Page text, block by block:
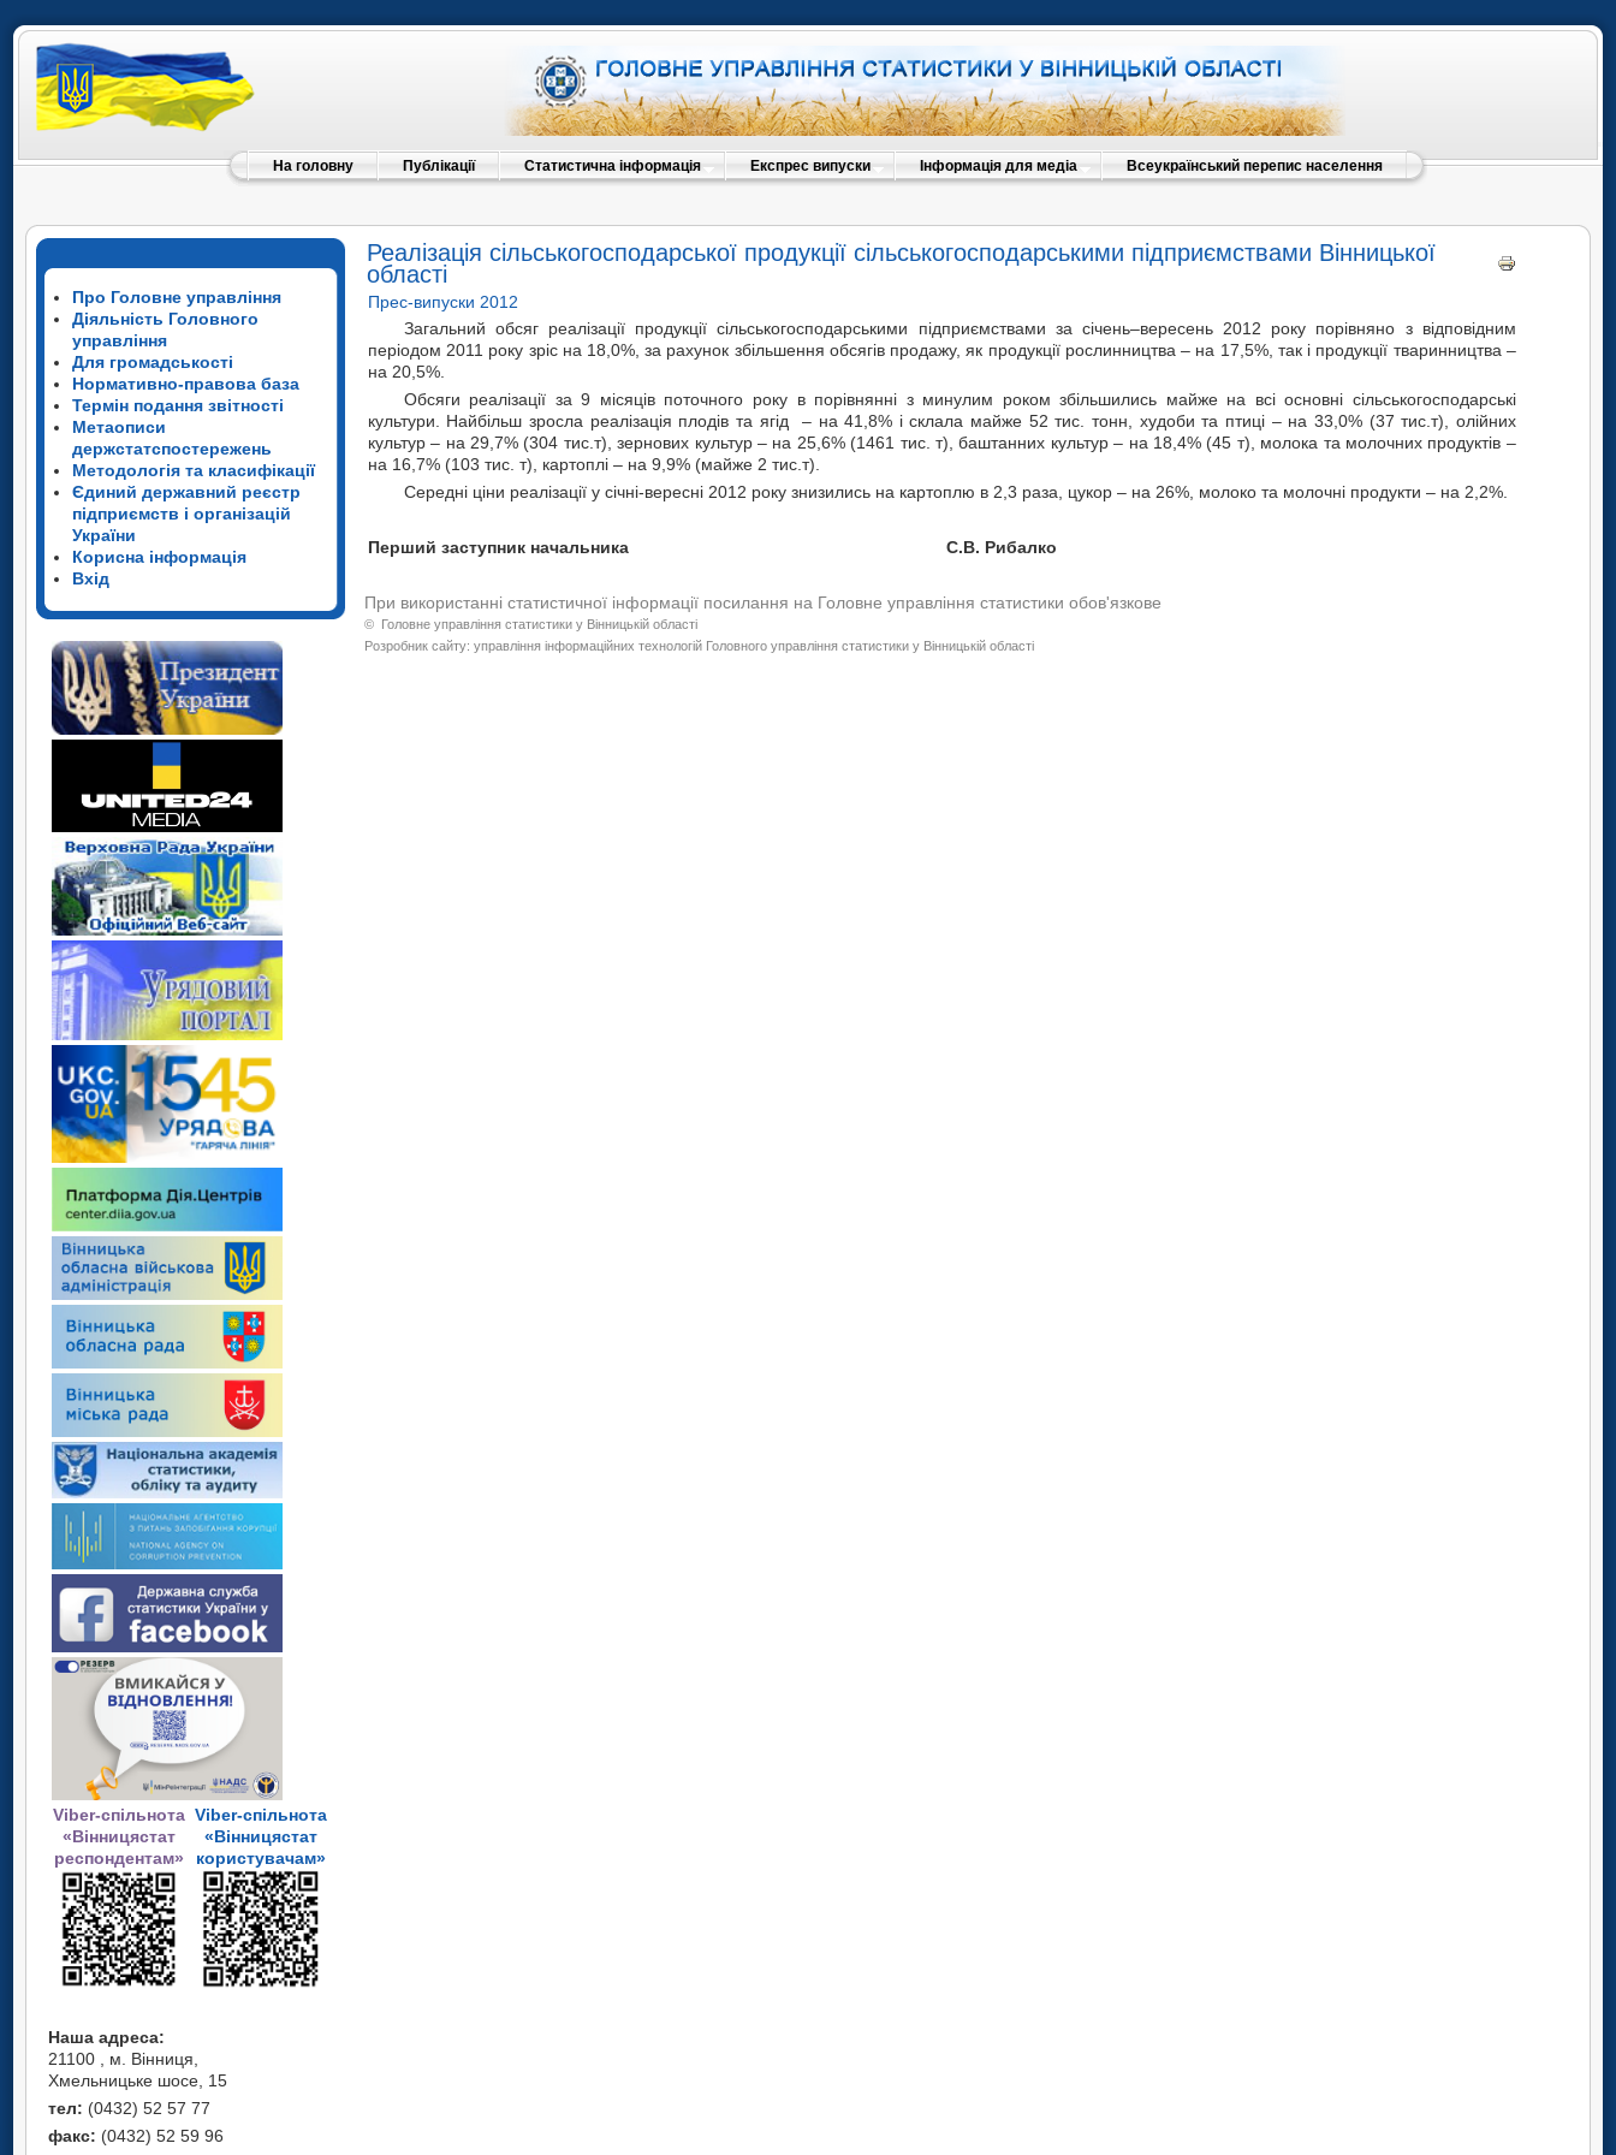
На головну Публікації Статистична інформація Експрес випуски Інформація для медіа Всеукраїнський перепис населення
Про Головне управління
Діяльність Головного
управління
Для громадськості
Нормативно-правова база
Термін подання звітності
Метаописи
держстатспостережень
Методологія та класифікації
Єдиний державний реєстр
підприємств і організацій
України
Корисна інформація
Вхід
Viber-спільнота
«Вінницястат
респондентам»
Viber-спільнота
«Вінницястат
користувачам»
Наша адреса:
21100 , м. Вінниця,
Хмельницьке шосе, 15
тел: (0432) 52 57 77
факс: (0432) 52 59 96
Реалізація сільськогосподарської продукції сільськогосподарськими підприємствами Вінницької
області
Прес-випуски 2012
Загальний обсяг реалізації продукції сільськогосподарськими підприємствами за січень–вересень 2012 року порівняно з відповідним
періодом 2011 року зріс на 18,0%, за рахунок збільшення обсягів продажу, як продукції рослинництва – на 17,5%, так і продукції тваринництва –
на 20,5%.
Обсяги реалізації за 9 місяців поточного року в порівнянні з минулим роком збільшились майже на всі основні сільськогосподарські
культури. Найбільш зросла реалізація плодів та ягід – на 41,8% і склала майже 52 тис. тонн, худоби та птиці – на 33,0% (37 тис.т), олійних
культур – на 29,7% (304 тис.т), зернових культур – на 25,6% (1461 тис. т), баштанних культур – на 18,4% (45 т), молока та молочних продуктів –
на 16,7% (103 тис. т), картоплі – на 9,9% (майже 2 тис.т).
Середні ціни реалізації у січні-вересні 2012 року знизились на картоплю в 2,3 раза, цукор – на 26%, молоко та молочні продукти – на 2,2%.
Перший заступник начальника С.В. Рибалко
При використанні статистичної інформації посилання на Головне управління статистики обов'язкове
© Головне управління статистики у Вінницькій області
Розробник сайту: управління інформаційних технологій Головного управління статистики у Вінницькій області